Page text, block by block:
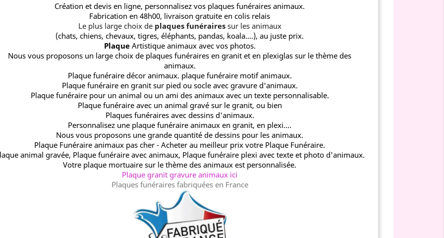
Création et devis en ligne, personnalisez vos plaques funéraires animaux.
Fabrication en 48h00, livraison gratuite en colis relais
Le plus large choix de plaques funérairessur les animaux
(chats, chiens, chevaux, tigres, éléphants, pandas, koala....), au juste prix.
PlaqueArtistique animaux avec vos photos.
Nous vous proposons un large choix de plaques funéraires en granit et en plexiglas sur le thème des
animaux.
Plaque funéraire décor animaux. plaque funéraire motif animaux.
Plaque funéraire en granit sur pied ou socle avec gravure d'animaux.
Plaque funéraire pour un animal ou un ami des animaux avec un texte personnalisable.
Plaque funéraire avec un animal gravé sur le granit, ou bien
Plaques funéraires avec dessins d'animaux.
Personnalisez une plaque funéraire animaux en granit, en plexi....
Nous vous proposons une grande quantité de dessins pour les animaux.
Plaque Funéraire animaux pas cher - Acheter au meilleur prix votre Plaque Funéraire.
animal gravée, Plaque funéraire avec animaux, Plaque funéraire plexi avec texte et photo d'animaux.
Votre plaque mortuaire sur le thème des animaux est personnalisée.
Plaque granit gravure animaux ici
Plaques funéraires fabriquées en France